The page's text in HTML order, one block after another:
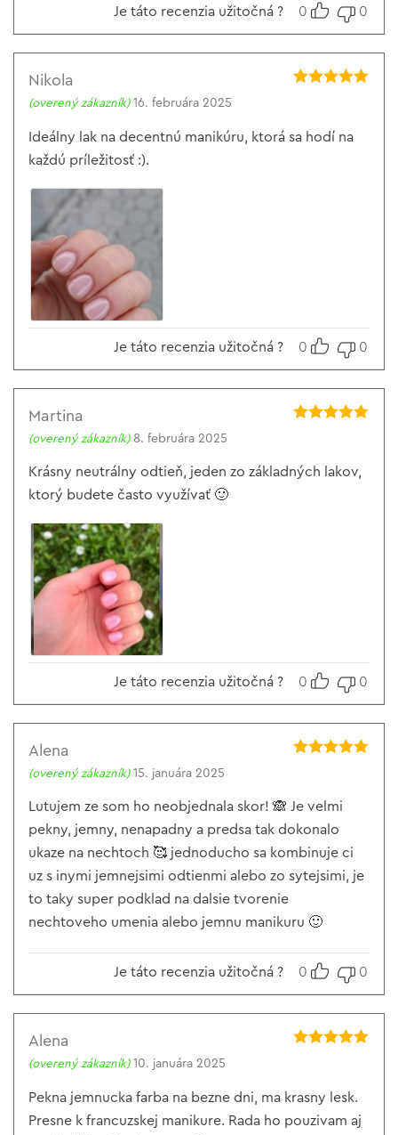
Je táto recenzia užitočná ? 0 0
Nikola
(overený zákazník) 16. februára 2025
Ideálny lak na decentnú manikúru, ktorá sa hodí na
každú príležitosť :).
Je táto recenzia užitočná ? 0 0
Martina
(overený zákazník) 8. februára 2025
Krásny neutrálny odtieň, jeden zo základných lakov,
ktorý budete často využívať 🙂
Je táto recenzia užitočná ? 0 0
Alena
(overený zákazník) 15. januára 2025
Lutujem ze som ho neobjednala skor! 🙈 Je velmi
pekny, jemny, nenapadny a predsa tak dokonalo
ukaze na nechtoch 🥰 jednoducho sa kombinuje ci
uz s inymi jemnejsimi odtienmi alebo zo sytejsimi, je
to taky super podklad na dalsie tvorenie
nechtoveho umenia alebo jemnu manikuru 🙂
Je táto recenzia užitočná ? 0 0
Alena
(overený zákazník) 10. januára 2025
Pekna jemnucka farba na bezne dni, ma krasny lesk.
Presne k francuzskej manikure. Rada ho pouzivam aj